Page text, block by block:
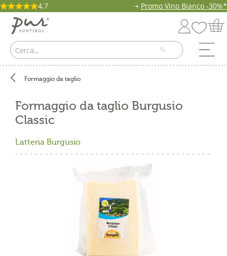
4.7 ➝ Promo Vino Bianco -30%*
Formaggio da taglio
Formaggio da taglio Burgusio
Classic
Latteria Burgusio